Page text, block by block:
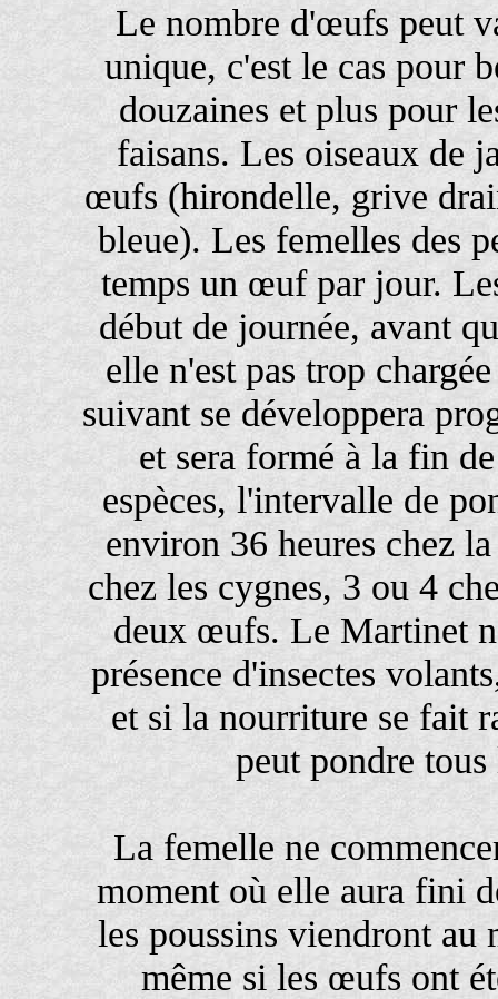
Le nombre d'œufs peut
unique, c'est le cas pour
douzaines et plus pour
faisans. Les oiseaux de
œufs (hirondelle, grive
bleue). Les femelles des
temps un œuf par jour.
début de journée, avant
elle n'est pas trop
suivant se développera
et sera formé à la fin
espèces, l'intervalle de
environ 36 heures chez
chez les cygnes, 3 ou 4
deux œufs. Le Martinet
présence d'insectes
et si la nourriture se fait
peut pondre
La femelle ne
moment où elle aura fini
les poussins viendront au
même si les œufs ont